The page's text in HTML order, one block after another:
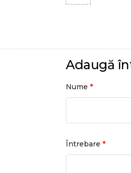
Adaugă
Nume *
Întrebare *